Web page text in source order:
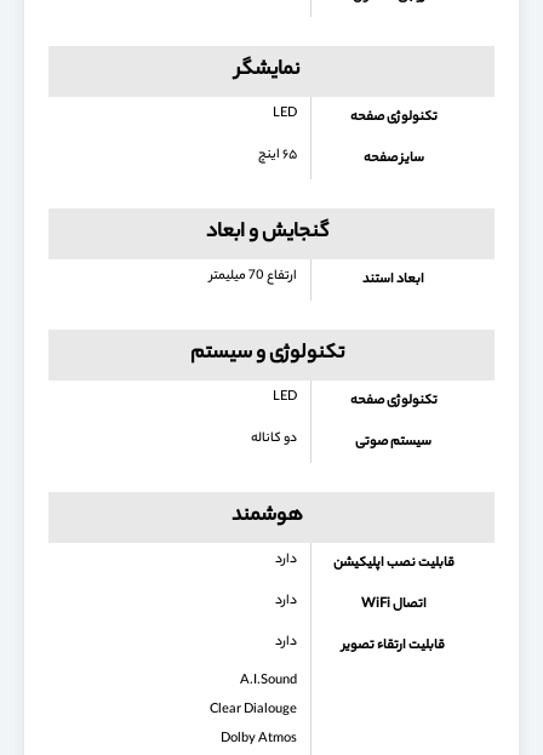
نمایشگر
تکنولوژی صفحه LED
سایز صفحه ۶۵ اینچ
گنجایش و ابعاد
ابعاد استند ارتفاع 70 میلیمتر
تکنولوژی و سیستم
تکنولوژی صفحه LED
سیستم صوتی دو کاناله
هوشمند
قابلیت نصب اپلیکیشن دارد
اتصال WiFi دارد
قابلیت ارتقاء تصویر دارد
A.I.Sound
Clear Dialouge
Dolby Atmos